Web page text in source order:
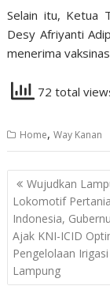
Selain itu, Ketua
Desy Afriyanti
menerima
72 total
Home,Way Kanan
Navigasi
pos
Wujudkan
Lokomotif
Indonesia,
Ajak KNI-ICID
Pengelolaan
Lampung